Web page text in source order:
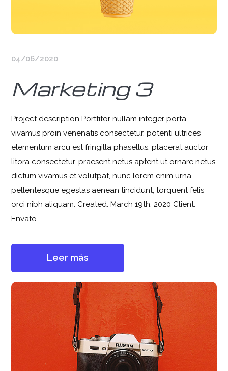
04/06/2020
Marketing 3
Project description Porttitor nullam integer porta
vivamus proin venenatis consectetur, potenti ultrices
elementum arcu est fringilla phasellus, placerat auctor
litora consectetur. praesent netus aptent ut ornare netus
dictum vivamus et volutpat, nunc lorem enim urna
pellentesque egestas aenean tincidunt, torquent felis
orci nibh aliquam. Created: March 19th, 2020 Client:
Envato
Leer más